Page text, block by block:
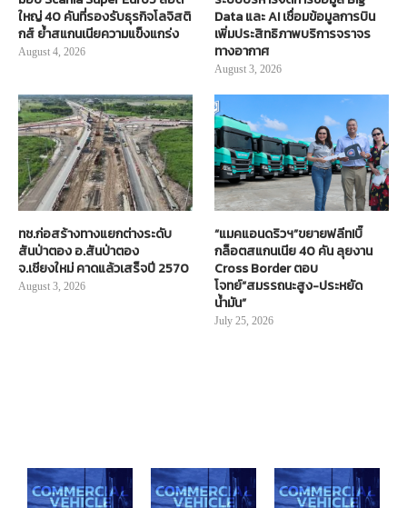
ใหญ่ 40 คันที่รองรับธุรกิจโลจิสติ
กส์ ย้ำสแกนเนียความแข็งแกร่ง
August 4, 2026
Data และ AI เชื่อมข้อมูลการบิน
เพิ่มประสิทธิภาพบริการจราจร
ทางอากาศ
August 3, 2026
ทช.ก่อสร้างทางแยกต่างระดับ
สันป่าตอง อ.สันป่าตอง
จ.เชียงใหม่ คาดแล้วเสร็จปี 2570
August 3, 2026
“แมคแอนดริวฯ”ขยายฟลีท!บิ๊
กล็อตสแกนเนีย 40 คัน ลุยงาน
Cross Border ตอบ
โจทย์“สมรรถนะสูง-ประหยัด
น้ำมัน”
July 25, 2026